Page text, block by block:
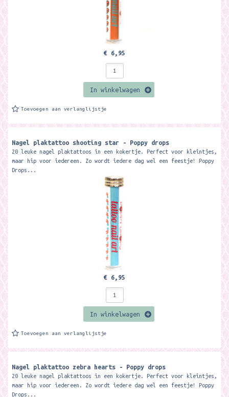
€ 6,95
In winkelwagen
Toevoegen aan verlanglijstje
Nagel plaktattoo shooting star - Poppy drops
20 leuke nagel plaktattoos in een kokertje. Perfect voor kleintjes,
maar hip voor iedereen. Zo wordt iedere dag wel een feestje! Poppy
Drops...
€ 6,95
In winkelwagen
Toevoegen aan verlanglijstje
Nagel plaktattoo zebra hearts - Poppy drops
20 leuke nagel plaktattoos in een kokertje. Perfect voor kleintjes,
maar hip voor iedereen. Zo wordt iedere dag wel een feestje! Poppy
Drops...